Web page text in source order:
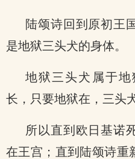
陆颂诗回到原初王
是地狱三头犬的身体。
地狱三头犬属于
长，只要地狱在，三头
所以直到欧日基诺
在王宫；直到陆颂诗重